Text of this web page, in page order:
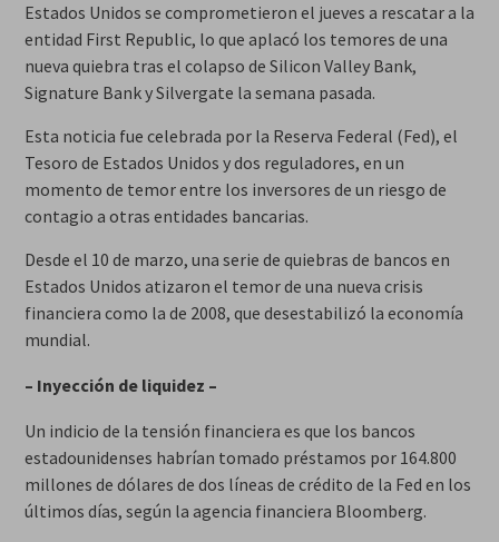
Estados Unidos se comprometieron el jueves a rescatar a la
entidad First Republic, lo que aplacó los temores de una
nueva quiebra tras el colapso de Silicon Valley Bank,
Signature Bank y Silvergate la semana pasada.
Esta noticia fue celebrada por la Reserva Federal (Fed), el
Tesoro de Estados Unidos y dos reguladores, en un
momento de temor entre los inversores de un riesgo de
contagio a otras entidades bancarias.
Desde el 10 de marzo, una serie de quiebras de bancos en
Estados Unidos atizaron el temor de una nueva crisis
financiera como la de 2008, que desestabilizó la economía
mundial.
– Inyección de liquidez –
Un indicio de la tensión financiera es que los bancos
estadounidenses habrían tomado préstamos por 164.800
millones de dólares de dos líneas de crédito de la Fed en los
últimos días, según la agencia financiera Bloomberg.